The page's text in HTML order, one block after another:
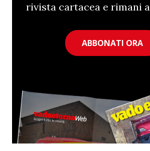
rivista cartacea e rimani
ABBONATI ORA